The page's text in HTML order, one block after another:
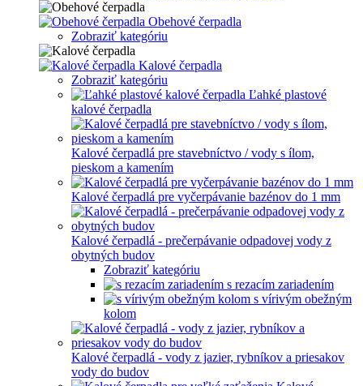
Obehové čerpadla
Zobraziť kategóriu
Kalové čerpadla
Zobraziť kategóriu
Ľahké plastové
kalové čerpadla
Kalové čerpadlá pre stavebníctvo / vody s ílom,
pieskom a kamením
Kalové čerpadlá pre vyčerpávanie bazénov do 1 mm
Kalové čerpadlá - prečerpávanie odpadovej vody z
obytných budov
Zobraziť kategóriu
s rezacím zariadením
s vírivým obežným
kolom
Kalové čerpadlá - vody z jazier, rybníkov a priesakov
vody do budov